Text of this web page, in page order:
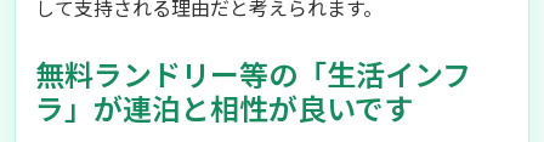
して支持される理由だと考えられます。
無料ランドリー等の「生活インフ
ラ」が連泊と相性が良いです